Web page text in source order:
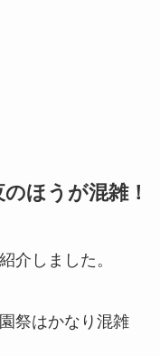
ほうが混雑！
介しました。
祭はかなり混雑